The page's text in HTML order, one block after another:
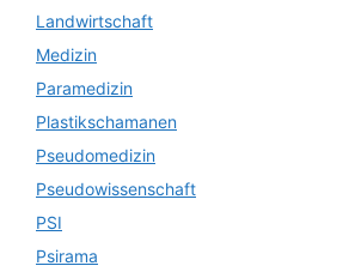
Landwirtschaft
Medizin
Paramedizin
Plastikschamanen
Pseudomedizin
Pseudowissenschaft
PSI
Psirama